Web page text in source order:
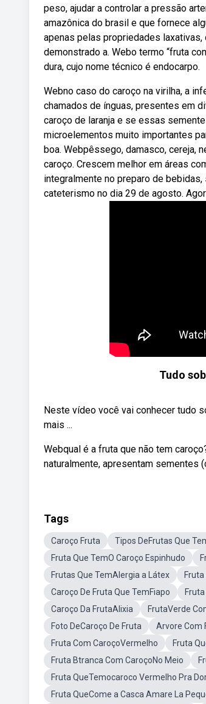
peso, ajudar a controlar a pressão
amazônica do brasil e que fornece
apenas pelas propriedades
demonstrado a. Webo termo “fruta
dura, cujo nome técnico é endocarpo.
Webno caso do caroço na virilha, a
chamados de ínguas, presentes em
caroço de laranja e se essas
microelementos muito importantes
boa. Webpêssego, damasco, cereja,
caroço. Crescem melhor em áreas
integralmente no preparo de
cateterismo no dia 29 de agosto.
Tudo
Neste vídeo você vai conhecer tudo
mais ...
Webqual é a fruta que não tem
naturalmente, apresentam sementes
Tags
Caroço Fruta Tipos DeFrutas Que
Fruta Que TemO Caroço Espinhudo
Frutas Que TemAlergia a Látex
Caroço De Fruta Que TemFiapo
Caroço Da FrutaAlixia
FrutaVerde
Foto DeCaroço De Fruta
Arvore Com
Fruta Com CaroçoVermelho
Fruta
Fruta Btranca Com CaroçoNo Meio
Fruta QueTemocaroco Vermelho Pra
Fruta QueCome a Casca Amare La